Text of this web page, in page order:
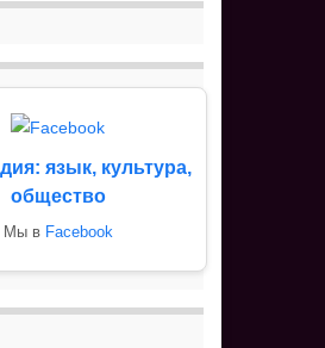
язык, культура,
общество
Мы в Facebook